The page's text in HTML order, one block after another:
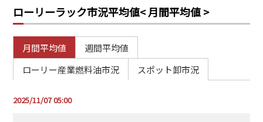
コンサルティング
PRA原則
Q & A
ローリーラック市況平均値< 月間平均値 >
月間平均値
週間平均値
ローリー産業燃料油市況
スポット卸市況
2025/11/07 05:00